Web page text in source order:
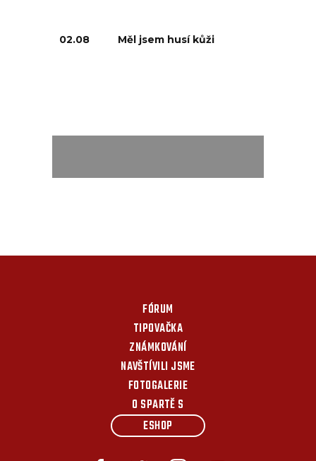
02.08 Měl jsem husí kůži
FÓRUM
TIPOVAČKA
ZNÁMKOVÁNÍ
NAVŠTÍVILI JSME
FOTOGALERIE
O SPARTĚ S
ESHOP